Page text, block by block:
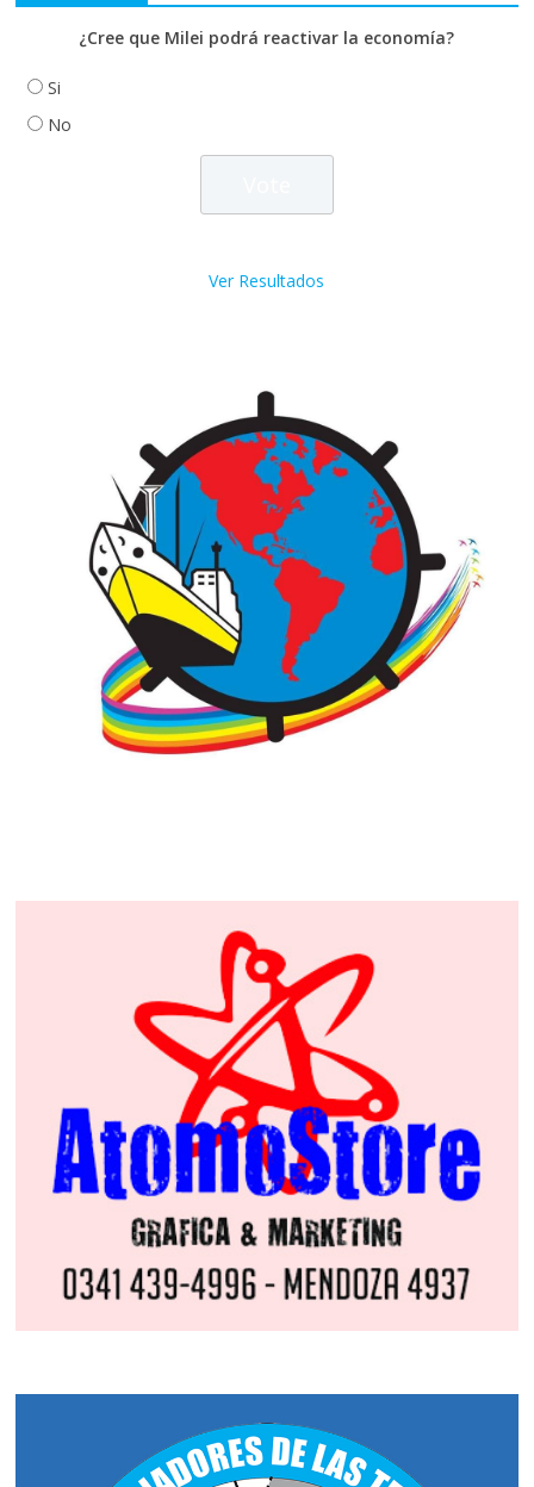
¿Cree que Milei podrá reactivar la economía?
Si
No
Ver Resultados